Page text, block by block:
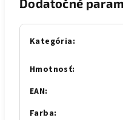
Dodatočné
Kategória:
Hmotnosť:
EAN:
Farba: